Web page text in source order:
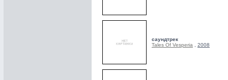
саундтрек
Tales Of Vesperia
2008